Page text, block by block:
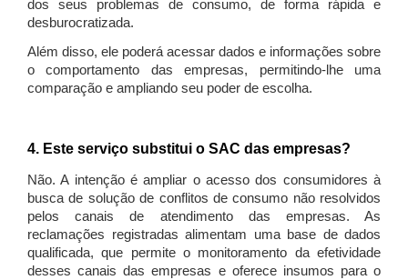
dos seus problemas de consumo, de forma rápida e
desburocratizada.
Além disso, ele poderá acessar dados e informações sobre
o comportamento das empresas, permitindo-lhe uma
comparação e ampliando seu poder de escolha.
4. Este serviço substitui o SAC das empresas?
Não. A intenção é ampliar o acesso dos consumidores à
busca de solução de conflitos de consumo não resolvidos
pelos canais de atendimento das empresas. As
reclamações registradas alimentam uma base de dados
qualificada, que permite o monitoramento da efetividade
desses canais das empresas e oferece insumos para o